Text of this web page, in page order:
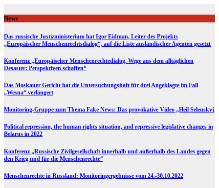
to
content
News
Das russische Justizministerium hat Igor Eidman, Leiter des Projekts
„Europäischer Menschenrechtsdialog“, auf die Liste ausländischer Agenten gesetzt
Konferenz „Europäischer Menschenrechtedialog. Wege aus dem alltäglichen
Desaster: Perspektiven schaffen“
Das Moskauer Gericht hat die Untersuchungshaft für drei Angeklagte im Fall
„Wesna“ verlängert
Monitoring-Gruppe zum Thema Fake News: Das provokative Video „Heil Selenskyj
Political repression, the human rights situation, and repressive legislative changes in
Belarus in 2022
Konferenz „Russische Zivilgesellschaft innerhalb und außerhalb des Landes gegen
den Krieg und für die Menschenrechte“
Menschenrechte in Russland: Monitoringergebnisse vom 24.-30.10.2022